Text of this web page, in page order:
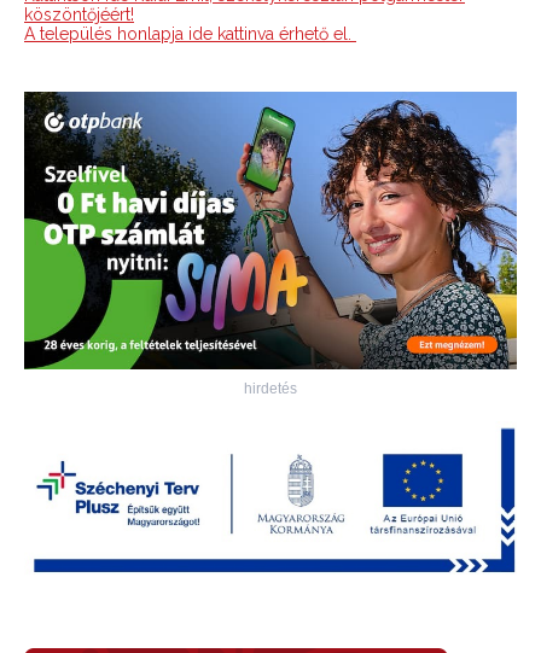
köszöntőjéért!
A település honlapja ide kattinva érhető el.
hirdetés